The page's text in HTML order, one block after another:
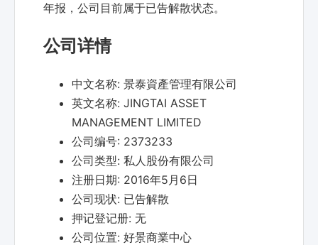
年报，公司目前属于已告解散状态。
公司详情
中文名称: 景泰資產管理有限公司
英文名称: JINGTAI ASSET
MANAGEMENT LIMITED
公司编号: 2373233
公司类型: 私人股份有限公司
注册日期: 2016年5月6日
公司现状: 已告解散
押记登记册: 无
公司位置: 好景商業中心